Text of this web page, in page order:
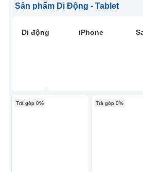
Sản phẩm Di Động - Tablet
Di động iPhone
Trả góp 0% Trả góp 0%